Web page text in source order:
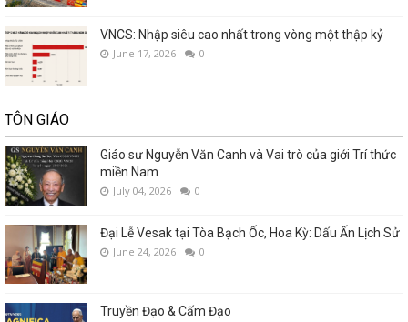
VNCS: Nhập siêu cao nhất trong vòng một thập kỷ
June 17, 2026 0
TÔN GIÁO
Giáo sư Nguyễn Văn Canh và Vai trò của giới Trí thức
miền Nam
July 04, 2026 0
Đại Lễ Vesak tại Tòa Bạch Ốc, Hoa Kỳ: Dấu Ấn Lịch Sử
June 24, 2026 0
Truyền Đạo & Cấm Đạo